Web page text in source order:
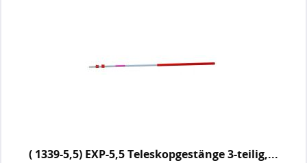
( 1339-5,5) EXP-5,5 Teleskopgestänge 3-teilig,...